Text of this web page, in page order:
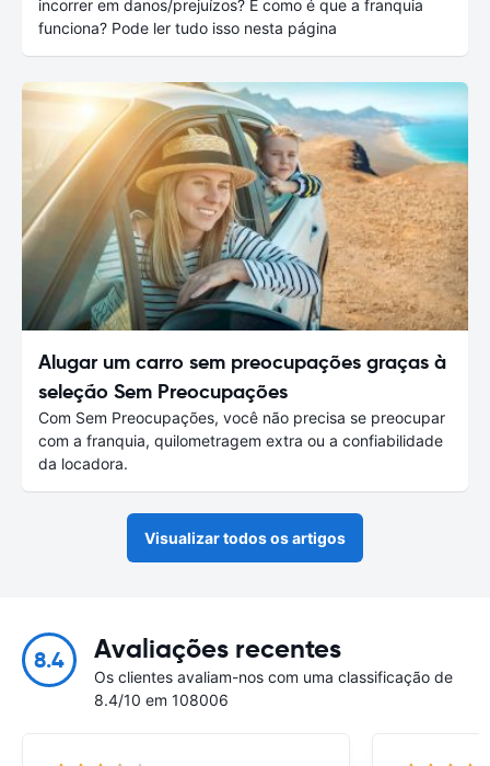
incorrer em danos/prejuízos? E como é que a franquia
funciona? Pode ler tudo isso nesta página
Alugar um carro sem preocupações graças à
seleção Sem Preocupações
Com Sem Preocupações, você não precisa se preocupar
com a franquia, quilometragem extra ou a confiabilidade
da locadora.
Visualizar todos os artigos
8.4 Avaliações recentes
Os clientes avaliam-nos com uma classificação de
8.4/10 em 108006